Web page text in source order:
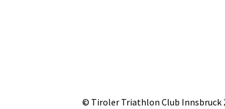
© Tiroler Triathlon Club Innsbruck